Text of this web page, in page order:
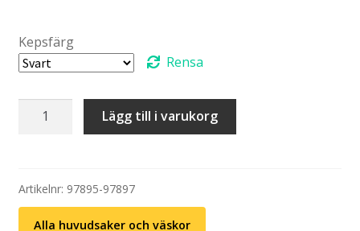
Kepsfärg
Rensa
Keps:
trucker
(välj
Lägg till i varukorg
Artikelnr: 97895-97897
Alla huvudsaker och väskor